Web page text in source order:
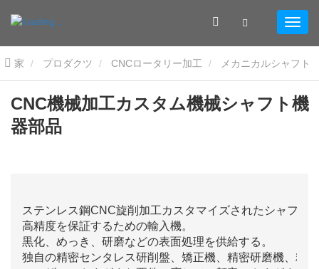
家 プロダクツ CNCロータリー加工 メカニカルシャフト
CNC機械加工カスタム機械シャフト機器部品
CNC機械加工カスタム機械シャフト機
器部品
ステンレス鋼CNC旋削加工カスタマイズされたシャフト;
高精度を保証するための輸入機。
黒化、めっき、研磨などの表面処理を供給する。
独自の精密センタレス研削盤、矯正機、精密研磨機、精